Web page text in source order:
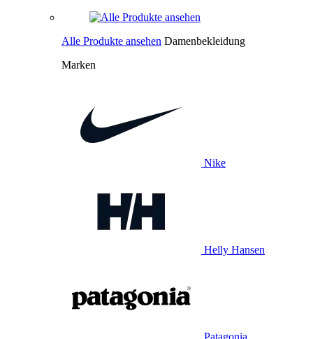
Alle Produkte ansehen Damenbekleidung
Marken
Nike
Helly Hansen
Patagonia